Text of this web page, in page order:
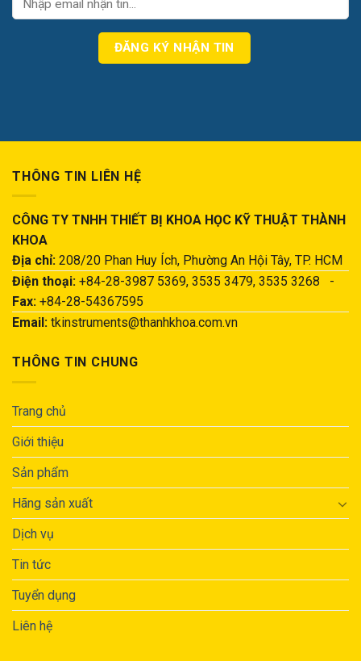
THÔNG TIN LIÊN HỆ
CÔNG TY TNHH THIẾT BỊ KHOA HỌC KỸ THUẬT THÀNH
KHOA
Địa chỉ: 208/20 Phan Huy Ích, Phường An Hội Tây, TP. HCM
Điện thoại: +84-28-3987 5369, 3535 3479, 3535 3268 -
Fax: +84-28-54367595
Email: tkinstruments@thanhkhoa.com.vn
THÔNG TIN CHUNG
Trang chủ
Giới thiệu
Sản phẩm
Hãng sản xuất
Dịch vụ
Tin tức
Tuyển dụng
Liên hệ